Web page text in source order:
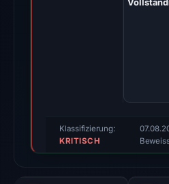
20,
Klassifizierung:
KRITISCH